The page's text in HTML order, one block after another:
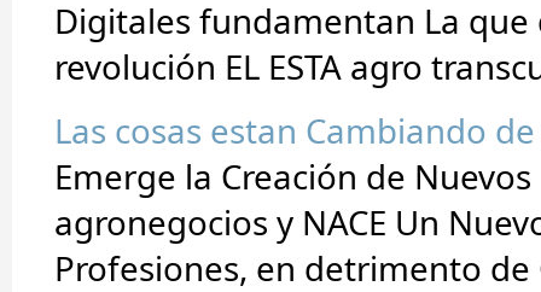
Digitales fundamentan La
revolución EL ESTA agro
Las cosas estan Cambiando
Emerge la Creación de
agronegocios y NACE Un
Profesiones, en detrimento de